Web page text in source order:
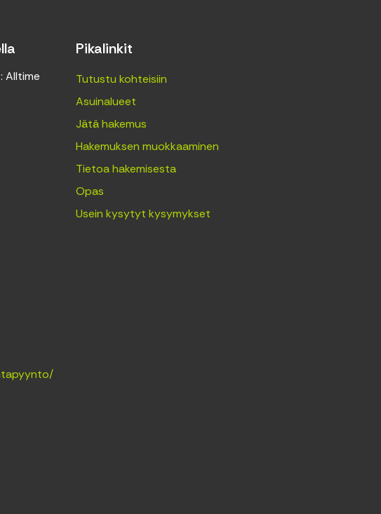
Alltime
Pikalinkit
Tutustu kohteisiin
Asuinalueet
Jätä hakemus
Hakemuksen muokkaaminen
Tietoa hakemisesta
Opas
Usein kysytyt kysymykset